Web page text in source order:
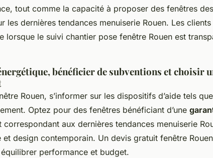
tout comme la capacité à proposer des fenêtres
les dernières tendances menuiserie Rouen. Les clients
lorsque le suivi chantier pose fenêtre Rouen est
bénéficier de subventions et choisir
Rouen, s’informer sur les dispositifs d’aide tels que
Optez pour des fenêtres bénéficiant d’une
aux dernières tendances menuiserie
et design contemporain. Un devis gratuit fenêtre Rouen
performance et budget.